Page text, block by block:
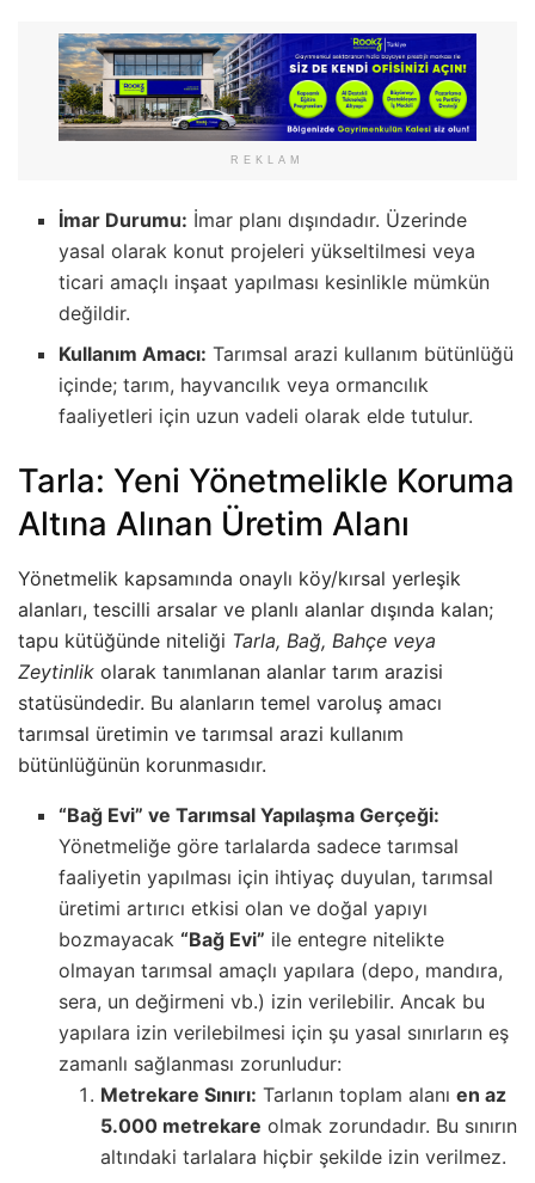
REKLAM
İmar Durumu: İmar planı dışındadır. Üzerinde
yasal olarak konut projeleri yükseltilmesi veya
ticari amaçlı inşaat yapılması kesinlikle mümkün
değildir.
Kullanım Amacı: Tarımsal arazi kullanım bütünlüğü
içinde; tarım, hayvancılık veya ormancılık
faaliyetleri için uzun vadeli olarak elde tutulur.
Tarla: Yeni Yönetmelikle Koruma
Altına Alınan Üretim Alanı
Yönetmelik kapsamında onaylı köy/kırsal yerleşik
alanları, tescilli arsalar ve planlı alanlar dışında kalan;
tapu kütüğünde niteliği Tarla, Bağ, Bahçe veya
Zeytinlik olarak tanımlanan alanlar tarım arazisi
statüsündedir. Bu alanların temel varoluş amacı
tarımsal üretimin ve tarımsal arazi kullanım
bütünlüğünün korunmasıdır.
“Bağ Evi” ve Tarımsal Yapılaşma Gerçeği:
Yönetmeliğe göre tarlalarda sadece tarımsal
faaliyetin yapılması için ihtiyaç duyulan, tarımsal
üretimi artırıcı etkisi olan ve doğal yapıyı
bozmayacak“Bağ Evi” ile entegre nitelikte
olmayan tarımsal amaçlı yapılara (depo, mandıra,
sera, un değirmeni vb.) izin verilebilir. Ancak bu
yapılara izin verilebilmesi için şu yasal sınırların eş
zamanlı sağlanması zorunludur:
Metrekare Sınırı: Tarlanın toplam alanı en az
5.000 metrekare olmak zorundadır. Bu sınırın
altındaki tarlalara hiçbir şekilde izin verilmez.